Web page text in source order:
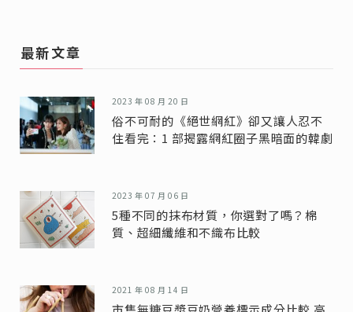
最新文章
2023 年 08 月 20 日
俗不可耐的《絕世網紅》卻又讓人忍不
住看完：1 部揭露網紅圈子黑暗面的韓劇
2023 年 07 月 06 日
5種不同的抹布材質，你選對了嗎？棉
質、超細纖維和不織布比較
2021 年 08 月 14 日